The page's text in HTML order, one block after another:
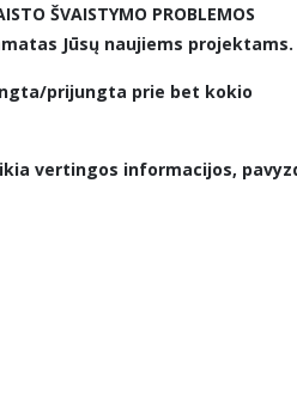
ŠVAISTYMO PROBLEMOS
Jūsų naujiems projektams.
prijungta prie bet kokio
vertingos informacijos,